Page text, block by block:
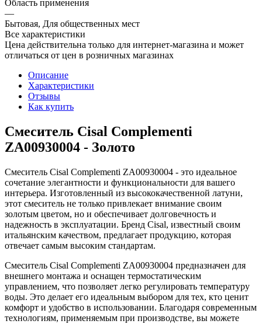
Область применения
—
Бытовая, Для общественных мест
Все характеристики
Цена действительна только для интернет-магазина и может
отличаться от цен в розничных магазинах
Описание
Характеристики
Отзывы
Как купить
Смеситель Cisal Complementi
ZA00930004 - Золото
Смеситель Cisal Complementi ZA00930004 - это идеальное
сочетание элегантности и функциональности для вашего
интерьера. Изготовленный из высококачественной латуни,
этот смеситель не только привлекает внимание своим
золотым цветом, но и обеспечивает долговечность и
надежность в эксплуатации. Бренд Cisal, известный своим
итальянским качеством, предлагает продукцию, которая
отвечает самым высоким стандартам.
Смеситель Cisal Complementi ZA00930004 предназначен для
внешнего монтажа и оснащен термостатическим
управлением, что позволяет легко регулировать температуру
воды. Это делает его идеальным выбором для тех, кто ценит
комфорт и удобство в использовании. Благодаря современным
технологиям, применяемым при производстве, вы можете